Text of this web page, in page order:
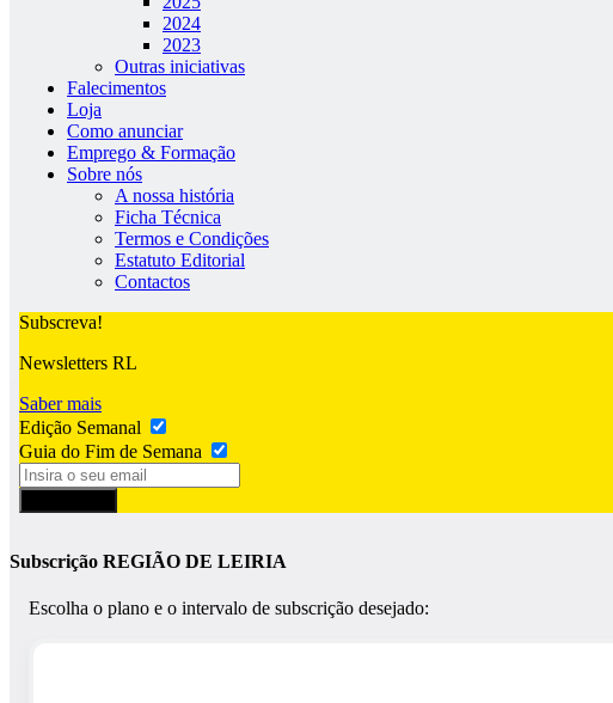
2024
2023
Outras iniciativas
Falecimentos
Loja
Como anunciar
Emprego & Formação
Sobre nós
A nossa história
Ficha Técnica
Termos e Condições
Estatuto Editorial
Contactos
Subscreva!
Newsletters RL
Saber mais
Edição Semanal
Guia do Fim de Semana
Subscrição REGIÃO DE LEIRIA
Escolha o plano e o intervalo de subscrição desejado: